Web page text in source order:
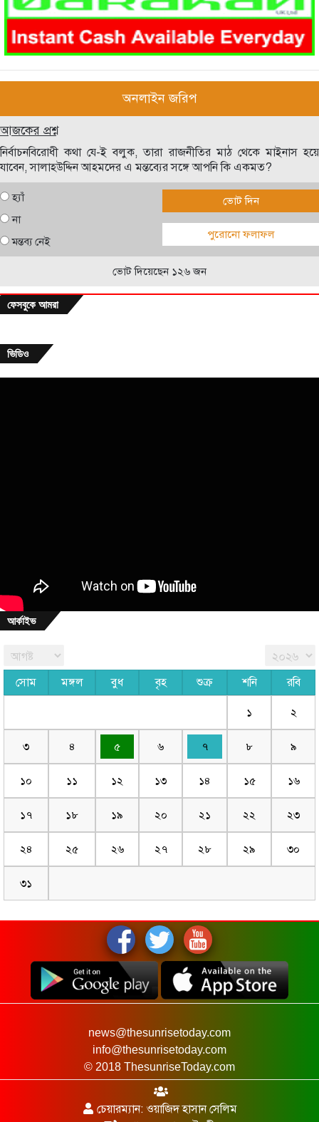
অনলাইন জরিপ
আজকের প্রশ্ন
নির্বাচনবিরোধী কথা যে-ই বলুক, তারা রাজনীতির মাঠ থেকে মাইনাস হয়ে
যাবেন, সালাহউদ্দিন আহমদের এ মন্তব্যের সঙ্গে আপনি কি একমত?
হ্যাঁ
না
মন্তব্য নেই
ভোট দিন
পুরোনো ফলাফল
ভোট দিয়েছেন ১২৬ জন
ফেসবুকে আমরা
ভিডিও
আর্কাইভ
সোম মঙ্গল বুধ বৃহ শুক্র শনি রবি
১ ২
৩ ৪ ৫ ৬ ৭ ৮ ৯
১০ ১১ ১২ ১৩ ১৪ ১৫ ১৬
১৭ ১৮ ১৯ ২০ ২১ ২২ ২৩
২৪ ২৫ ২৬ ২৭ ২৮ ২৯ ৩০
৩১
news@thesunrisetoday.com
info@thesunrisetoday.com
© 2018 ThesunriseToday.com
চেয়ারম্যান: ওয়াজিদ হাসান সেলিম